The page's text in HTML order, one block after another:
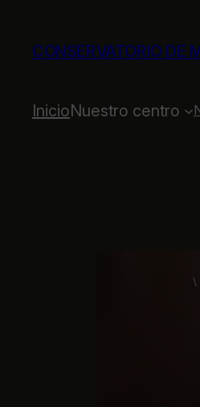
contenido
CONSERVATORIO DE
InicioNuestro centro